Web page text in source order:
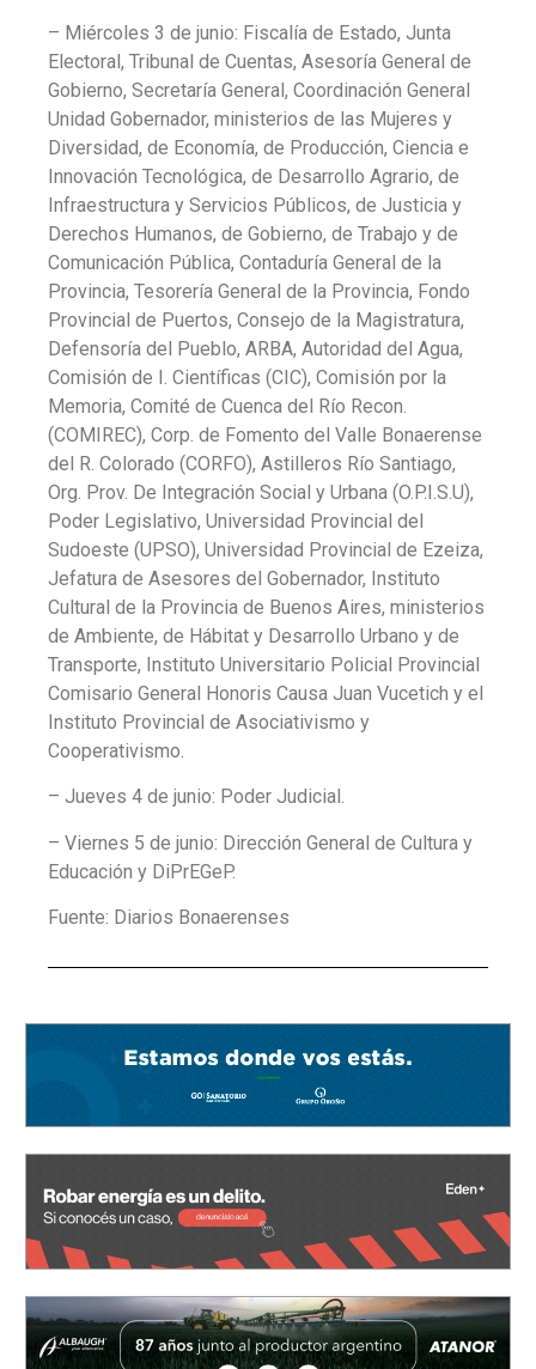
– Miércoles 3 de junio: Fiscalía de Estado, Junta
Electoral, Tribunal de Cuentas, Asesoría General de
Gobierno, Secretaría General, Coordinación General
Unidad Gobernador, ministerios de las Mujeres y
Diversidad, de Economía, de Producción, Ciencia e
Innovación Tecnológica, de Desarrollo Agrario, de
Infraestructura y Servicios Públicos, de Justicia y
Derechos Humanos, de Gobierno, de Trabajo y de
Comunicación Pública, Contaduría General de la
Provincia, Tesorería General de la Provincia, Fondo
Provincial de Puertos, Consejo de la Magistratura,
Defensoría del Pueblo, ARBA, Autoridad del Agua,
Comisión de I. Científicas (CIC), Comisión por la
Memoria, Comité de Cuenca del Río Recon.
(COMIREC), Corp. de Fomento del Valle Bonaerense
del R. Colorado (CORFO), Astilleros Río Santiago,
Org. Prov. De Integración Social y Urbana (O.P.I.S.U),
Poder Legislativo, Universidad Provincial del
Sudoeste (UPSO), Universidad Provincial de Ezeiza,
Jefatura de Asesores del Gobernador, Instituto
Cultural de la Provincia de Buenos Aires, ministerios
de Ambiente, de Hábitat y Desarrollo Urbano y de
Transporte, Instituto Universitario Policial Provincial
Comisario General Honoris Causa Juan Vucetich y el
Instituto Provincial de Asociativismo y
Cooperativismo.
– Jueves 4 de junio: Poder Judicial.
– Viernes 5 de junio: Dirección General de Cultura y
Educación y DiPrEGeP.
Fuente: Diarios Bonaerenses